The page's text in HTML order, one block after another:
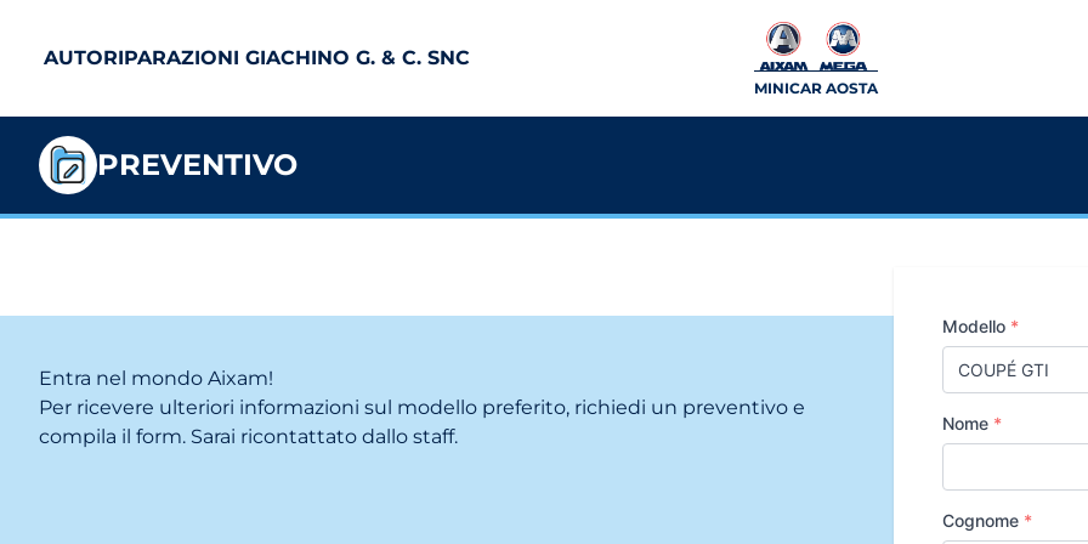
AUTORIPARAZIONI GIACHINO G. & C. SNC
MINICAR AOSTA
PREVENTIVO
Entra nel mondo Aixam!
Per ricevere ulteriori informazioni sul modello preferito, richiedi un preventivo e
compila il form. Sarai ricontattato dallo staff.
Modello *
Nome *
Cognome *